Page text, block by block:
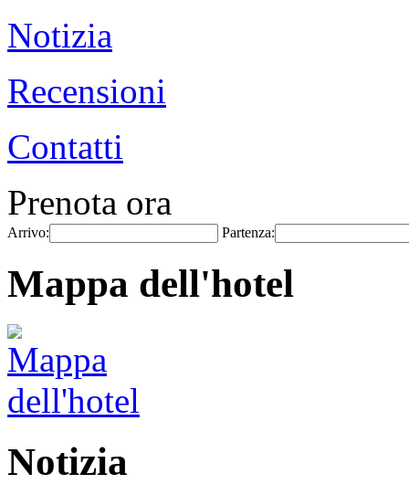
Notizia
Recensioni
Contatti
Prenota ora
Arrivo: Partenza:
Mappa dell'hotel
Notizia